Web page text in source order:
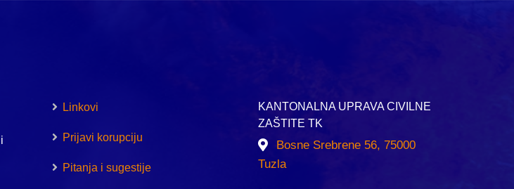
Linkovi
Prijavi korupciju
Pitanja i sugestije
KANTONALNA UPRAVA CIVILNE
ZAŠTITE TK
Bosne Srebrene 56, 75000
Tuzla